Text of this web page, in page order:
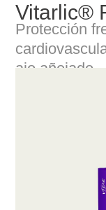
Vitarlic®
Protección
ajo añejado.